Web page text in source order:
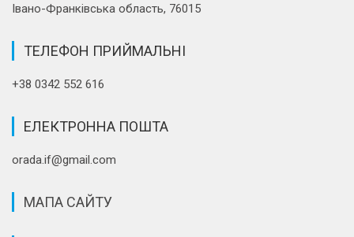
Івано-Франківська область, 76015
ТЕЛЕФОН ПРИЙМАЛЬНІ
+38 0342 552 616
ЕЛЕКТРОННА ПОШТА
orada.if@gmail.com
МАПА САЙТУ